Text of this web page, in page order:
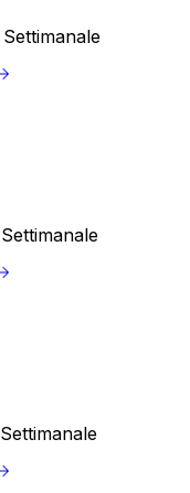
Settimanale
Settimanale
Settimanale